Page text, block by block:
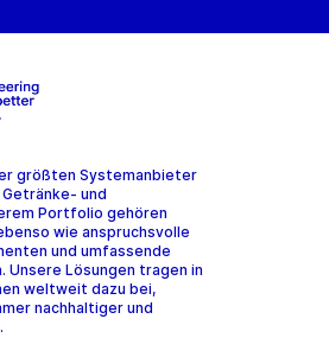
größten Systemanbieter
und
Portfolio gehören
wie anspruchsvolle
und umfassende
Lösungen tragen in
weltweit dazu bei,
nachhaltiger und